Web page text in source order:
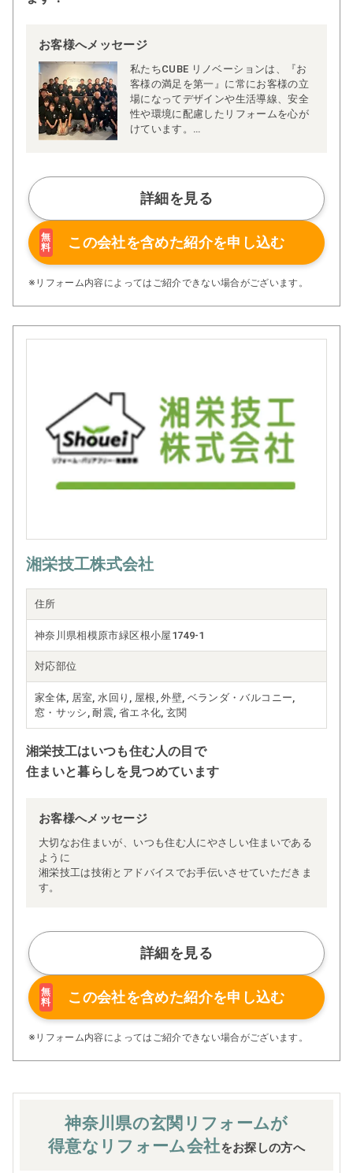
お客様へメッセージ
私たちCUBE リノベーションは、『お
客様の満足を第一』に常にお客様の立
場になってデザインや生活導線、安全
性や環境に配慮したリフォームを心が
けています。
客様に喜んでいただきたいという想い
でリフォームプランを作り、世界でた
った一つのプレゼンテーションを大切
にしています。
詳細を見る
無
料
この会社を含めた紹介を申し込む
※リフォーム内容によってはご紹介できない場合がございます。
湘栄技工株式会社
住所
神奈川県相模原市緑区根小屋1749-1
対応部位
家全体, 居室, 水回り, 屋根, 外壁, ベランダ・バルコニー,
窓・サッシ, 耐震, 省エネ化, 玄関
湘栄技工はいつも住む人の目で
住まいと暮らしを見つめています
お客様へメッセージ
大切なお住まいが、いつも住む人にやさしい住まいである
ように
湘栄技工は技術とアドバイスでお手伝いさせていただきま
す。
詳細を見る
無
料
この会社を含めた紹介を申し込む
※リフォーム内容によってはご紹介できない場合がございます。
神奈川県の玄関 リフォームが
得意なリフォーム会社をお探しの方へ